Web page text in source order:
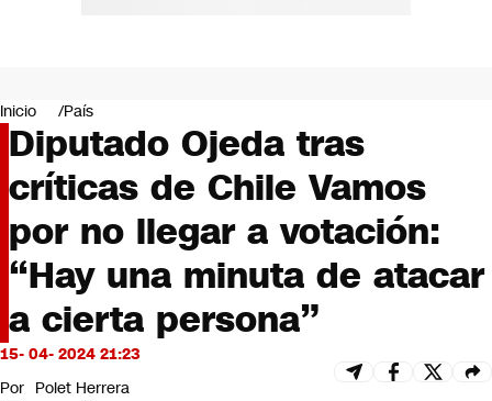
Negocios
Deportes
Programas completos
Cultura
Servicios
Bits
CNN tiempo
Futuro 360
Opinión
Inicio País
Diputado Ojeda tras
críticas de Chile Vamos
por no llegar a votación:
“Hay una minuta de atacar
a cierta persona”
15- 04- 2024 21:23
Por Polet Herrera